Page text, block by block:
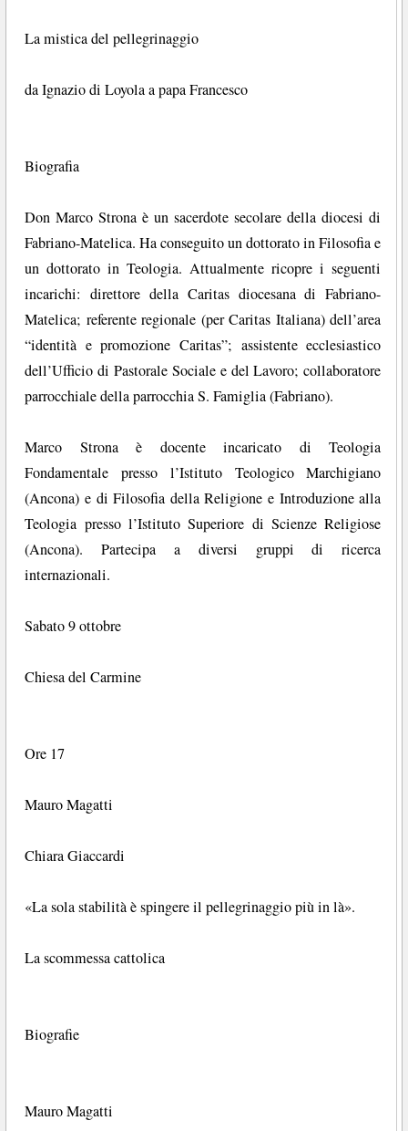
La mistica del pellegrinaggio
da Ignazio di Loyola a papa Francesco
Biografia
Don Marco Strona è un sacerdote secolare della diocesi di
Fabriano-Matelica. Ha conseguito un dottorato in Filosofia e
un dottorato in Teologia. Attualmente ricopre i seguenti
incarichi: direttore della Caritas diocesana di Fabriano-
Matelica; referente regionale (per Caritas Italiana) dell’area
“identità e promozione Caritas”; assistente ecclesiastico
dell’Ufficio di Pastorale Sociale e del Lavoro; collaboratore
parrocchiale della parrocchia S. Famiglia (Fabriano).
Marco Strona è docente incaricato di Teologia
Fondamentale presso l’Istituto Teologico Marchigiano
(Ancona) e di Filosofia della Religione e Introduzione alla
Teologia presso l’Istituto Superiore di Scienze Religiose
(Ancona). Partecipa a diversi gruppi di ricerca
internazionali.
Sabato 9 ottobre
Chiesa del Carmine
Ore 17
Mauro Magatti
Chiara Giaccardi
«La sola stabilità è spingere il pellegrinaggio più in là».
La scommessa cattolica
Biografie
Mauro Magatti